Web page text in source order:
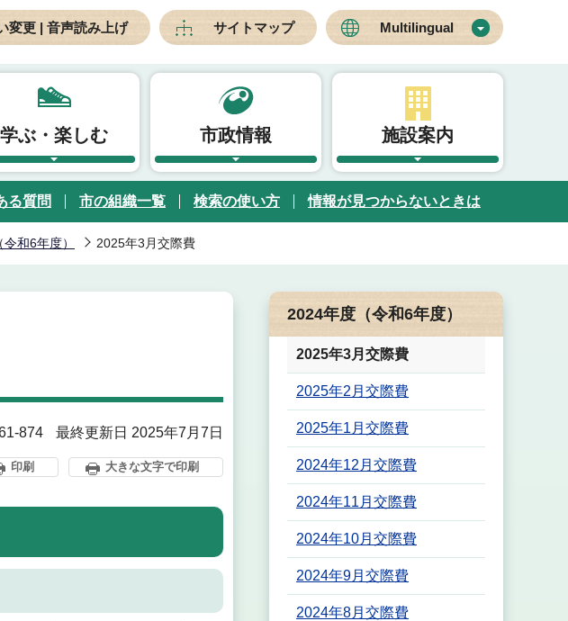
変更 | 音声読み上げ サイトマップ Multilingual
学ぶ・楽しむ 市政情報 施設案内
る質問 市の組織一覧 検索の使い方 情報が見つからないときは
和6年度） 2025年3月交際費
874 最終更新日 2025年7月7日
印刷 大きな文字で印刷
2024年度（令和6年度）
2025年3月交際費
2025年2月交際費
2025年1月交際費
2024年12月交際費
2024年11月交際費
2024年10月交際費
2024年9月交際費
2024年8月交際費